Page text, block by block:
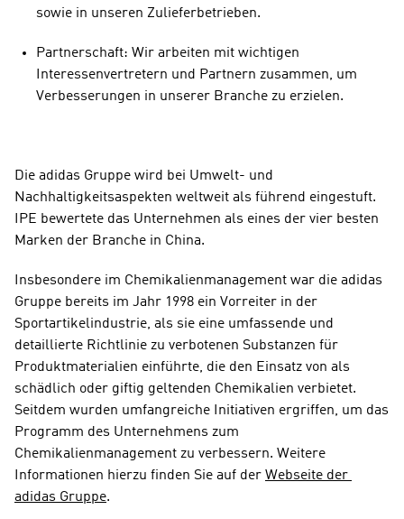
sowie in unseren Zulieferbetrieben.
Partnerschaft: Wir arbeiten mit wichtigen
Interessenvertretern und Partnern zusammen, um
Verbesserungen in unserer Branche zu erzielen.
Die adidas Gruppe wird bei Umwelt- und
Nachhaltigkeitsaspekten weltweit als führend eingestuft.
IPE bewertete das Unternehmen als eines der vier besten
Marken der Branche in China.
Insbesondere im Chemikalienmanagement war die adidas
Gruppe bereits im Jahr 1998 ein Vorreiter in der
Sportartikelindustrie, als sie eine umfassende und
detaillierte Richtlinie zu verbotenen Substanzen für
Produktmaterialien einführte, die den Einsatz von als
schädlich oder giftig geltenden Chemikalien verbietet.
Seitdem wurden umfangreiche Initiativen ergriffen, um das
Programm des Unternehmens zum
Chemikalienmanagement zu verbessern. Weitere
Informationen hierzu finden Sie auf der Webseite der
adidas Gruppe.